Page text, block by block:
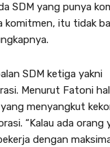
SDM yang punya
komitmen, itu tidak
SDM ketiga yakni
Menurut Fatoni
menyangkut
“Kalau ada orang
dengan